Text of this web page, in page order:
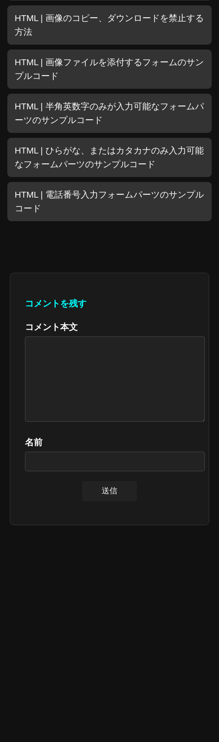
HTML | 画像のコピー、ダウンロードを禁止する
方法
HTML | 画像ファイルを添付するフォームのサン
プルコード
HTML | 半角英数字のみが入力可能なフォームパ
ーツのサンプルコード
HTML | ひらがな、またはカタカナのみ入力可能
なフォームパーツのサンプルコード
HTML | 電話番号入力フォームパーツのサンプル
コード
コメントを残す
コメント本文
名前